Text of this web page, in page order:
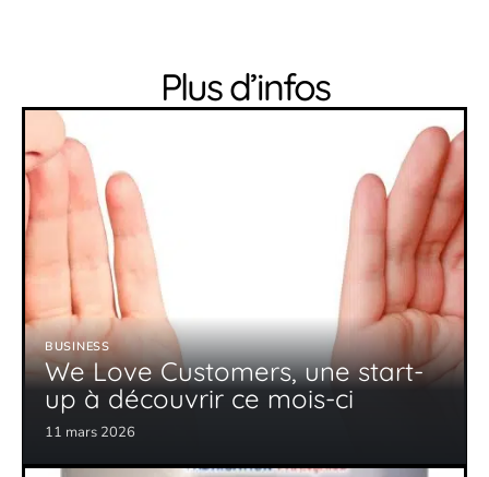
Plus d’infos
BUSINESS
We Love Customers, une start-
up à découvrir ce mois-ci
11 mars 2026